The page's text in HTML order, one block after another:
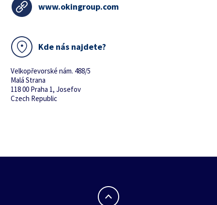
www.okingroup.com
Kde nás najdete?
Velkopřevorské nám. 488/5
Malá Strana
118 00 Praha 1, Josefov
Czech Republic